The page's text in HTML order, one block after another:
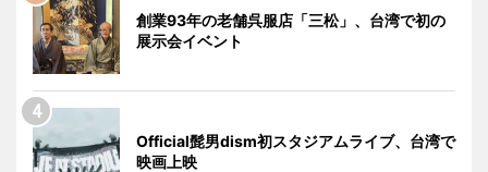
創業93年の老舗呉服店「三松」、台湾で初の
展示会イベント
Official髭男dism初スタジアムライブ、台湾で
映画上映